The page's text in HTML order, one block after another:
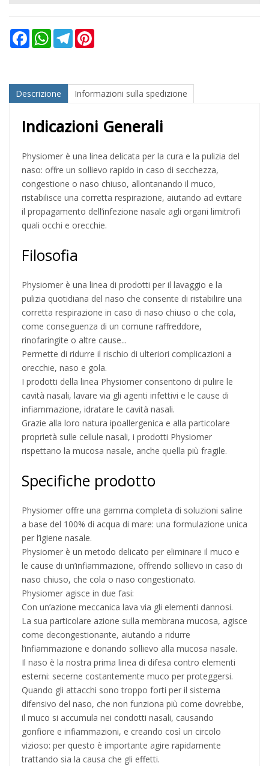
FacebookWhatsAppTelegram
Descrizione Informazioni sulla spedizione
Indicazioni Generali
Physiomer è una linea delicata per la cura e la pulizia del
naso: offre un sollievo rapido in caso di secchezza,
congestione o naso chiuso, allontanando il muco,
ristabilisce una corretta respirazione, aiutando ad evitare
il propagamento dell’infezione nasale agli organi limitrofi
quali occhi e orecchie.
Filosofia
Physiomer è una linea di prodotti per il lavaggio e la
pulizia quotidiana del naso che consente di ristabilire una
corretta respirazione in caso di naso chiuso o che cola,
come conseguenza di un comune raffreddore,
rinofaringite o altre cause...
Permette di ridurre il rischio di ulteriori complicazioni a
orecchie, naso e gola.
I prodotti della linea Physiomer consentono di pulire le
cavità nasali, lavare via gli agenti infettivi e le cause di
infiammazione, idratare le cavità nasali.
Grazie alla loro natura ipoallergenica e alla particolare
proprietà sulle cellule nasali, i prodotti Physiomer
rispettano la mucosa nasale, anche quella più fragile.
Specifiche prodotto
Physiomer offre una gamma completa di soluzioni saline
a base del 100% di acqua di mare: una formulazione unica
per l’igiene nasale.
Physiomer è un metodo delicato per eliminare il muco e
le cause di un’infiammazione, offrendo sollievo in caso di
naso chiuso, che cola o naso congestionato.
Physiomer agisce in due fasi:
Con un’azione meccanica lava via gli elementi dannosi.
La sua particolare azione sulla membrana mucosa, agisce
come decongestionante, aiutando a ridurre
l’infiammazione e donando sollievo alla mucosa nasale.
Il naso è la nostra prima linea di difesa contro elementi
esterni: secerne costantemente muco per proteggersi.
Quando gli attacchi sono troppo forti per il sistema
difensivo del naso, che non funziona più come dovrebbe,
il muco si accumula nei condotti nasali, causando
gonfiore e infiammazioni, e creando così un circolo
vizioso: per questo è importante agire rapidamente
trattando sia la causa che gli effetti.